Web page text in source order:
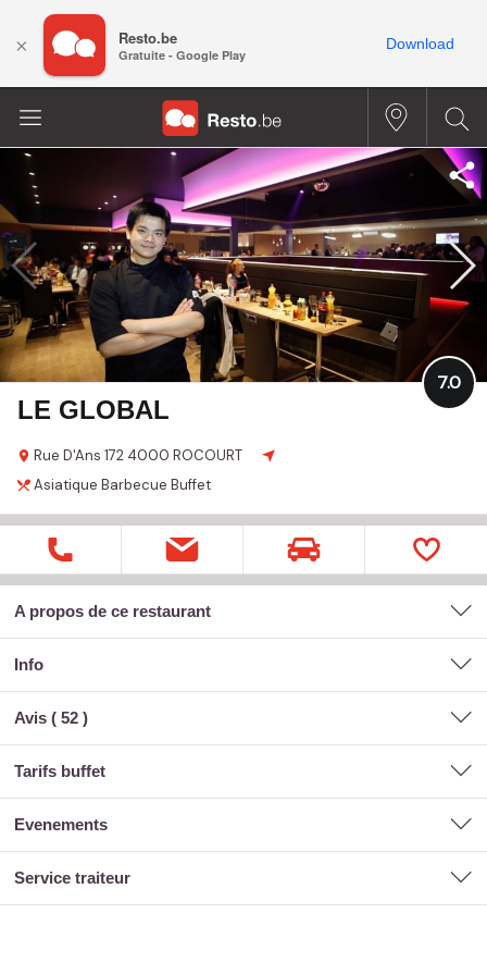
LE GLOBAL
Rue D'Ans 172 4000 ROCOURT
7.0
Asiatique Barbecue Buffet
A propos de ce restaurant
Info
Avis ( 52 )
tarifs buffet
evenements
service traiteur
× Resto.be
Gratuite - Google Play
Download